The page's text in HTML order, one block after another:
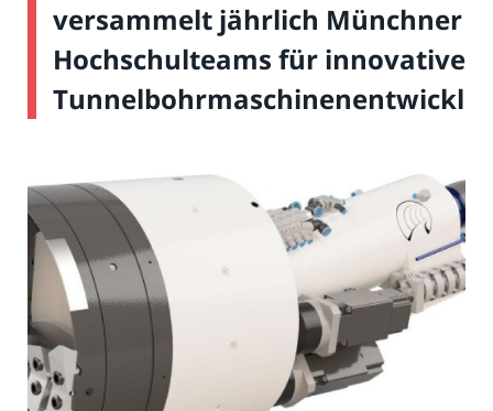
versammelt jährlich Münchner
Hochschulteams für innovative